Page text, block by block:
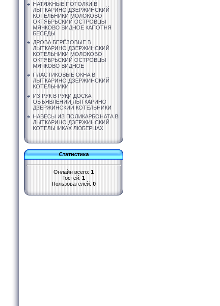
НАТЯЖНЫЕ ПОТОЛКИ В
ЛЫТКАРИНО ДЗЕРЖИНСКИЙ
КОТЕЛЬНИКИ МОЛОКОВО
ОКТЯБРЬСКИЙ ОСТРОВЦЫ
МЯЧКОВО ВИДНОЕ КАПОТНЯ
БЕСЕДЫ
ДРОВА БЕРЁЗОВЫЕ В
ЛЫТКАРИНО ДЗЕРЖИНСКИЙ
КОТЕЛЬНИКИ МОЛОКОВО
ОКТЯБРЬСКИЙ ОСТРОВЦЫ
МЯЧКОВО ВИДНОЕ
ПЛАСТИКОВЫЕ ОКНА В
ЛЫТКАРИНО ДЗЕРЖИНСКИЙ
КОТЕЛЬНИКИ
ИЗ РУК В РУКИ ДОСКА
ОБЪЯВЛЕНИЙ ЛЫТКАРИНО
ДЗЕРЖИНСКИЙ КОТЕЛЬНИКИ
НАВЕСЫ ИЗ ПОЛИКАРБОНАТА В
ЛЫТКАРИНО ДЗЕРЖИНСКИЙ
КОТЕЛЬНИКАХ ЛЮБЕРЦАХ
Статистика
Онлайн всего: 1
Гостей: 1
Пользователей: 0